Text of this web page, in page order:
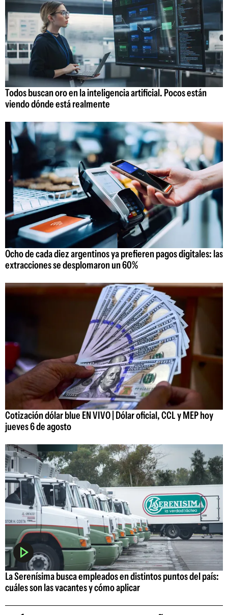
Todos buscan oro en la inteligencia artificial. Pocos están
viendo dónde está realmente
Ocho de cada diez argentinos ya prefieren pagos digitales: las
extracciones se desplomaron un 60%
Cotización dólar blue EN VIVO | Dólar oficial, CCL y MEP hoy
jueves 6 de agosto
La Serenísima busca empleados en distintos puntos del país:
cuáles son las vacantes y cómo aplicar